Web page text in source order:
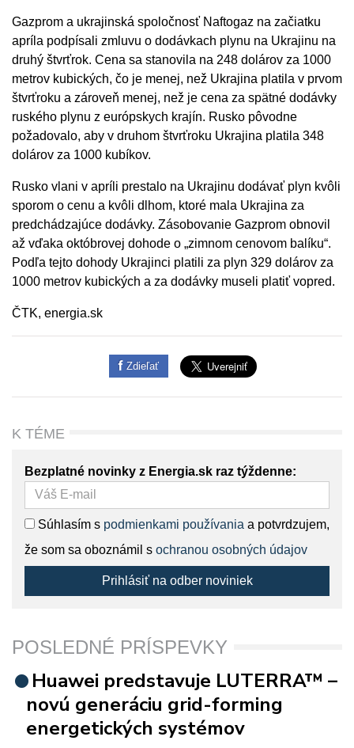
Gazprom a ukrajinská spoločnosť Naftogaz na začiatku
apríla podpísali zmluvu o dodávkach plynu na Ukrajinu na
druhý štvrťrok. Cena sa stanovila na 248 dolárov za 1000
metrov kubických, čo je menej, než Ukrajina platila v prvom
štvrťroku a zároveň menej, než je cena za spätné dodávky
ruského plynu z európskych krajín. Rusko pôvodne
požadovalo, aby v druhom štvrťroku Ukrajina platila 348
dolárov za 1000 kubíkov.
Rusko vlani v apríli prestalo na Ukrajinu dodávať plyn kvôli
sporom o cenu a kvôli dlhom, ktoré mala Ukrajina za
predchádzajúce dodávky. Zásobovanie Gazprom obnovil
až vďaka októbrovej dohode o „zimnom cenovom balíku“.
Podľa tejto dohody Ukrajinci platili za plyn 329 dolárov za
1000 metrov kubických a za dodávky museli platiť vopred.
ČTK, energia.sk
Zdieľať
K TÉME
Bezplatné novinky z Energia.sk raz týždenne:
Súhlasím s podmienkami používania a potvrdzujem,
že som sa oboznámil s ochranou osobných údajov
Prihlásiť na odber noviniek
POSLEDNÉ PRÍSPEVKY
Huawei predstavuje LUTERRA™ –
novú generáciu grid-forming
energetických systémov